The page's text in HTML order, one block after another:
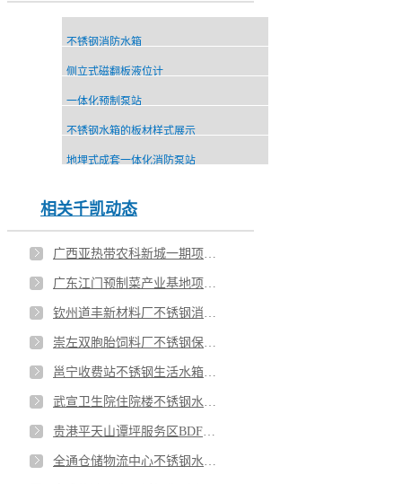
不锈钢消防水箱
侧立式磁翻板液位计
一体化预制泵站
不锈钢水箱的板材样式展示
地埋式成套一体化消防泵站
相关千凯动态